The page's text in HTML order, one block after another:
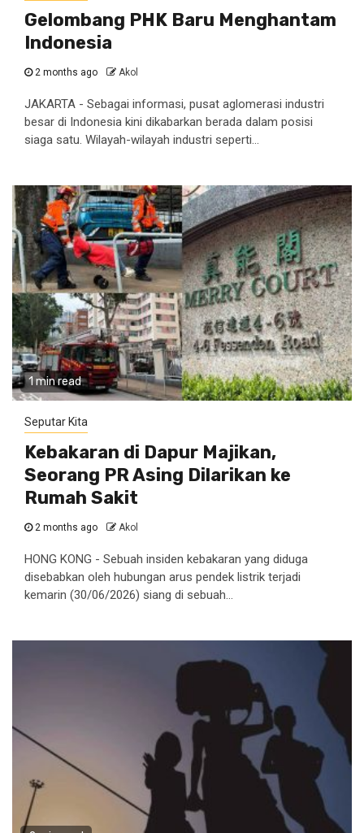
Gelombang PHK Baru Menghantam
Indonesia
2 months ago Akol
JAKARTA - Sebagai informasi, pusat aglomerasi industri
besar di Indonesia kini dikabarkan berada dalam posisi
siaga satu. Wilayah-wilayah industri seperti...
1 min read
Seputar Kita
Kebakaran di Dapur Majikan,
Seorang PR Asing Dilarikan ke
Rumah Sakit
2 months ago Akol
HONG KONG - Sebuah insiden kebakaran yang diduga
disebabkan oleh hubungan arus pendek listrik terjadi
kemarin (30/06/2026) siang di sebuah...